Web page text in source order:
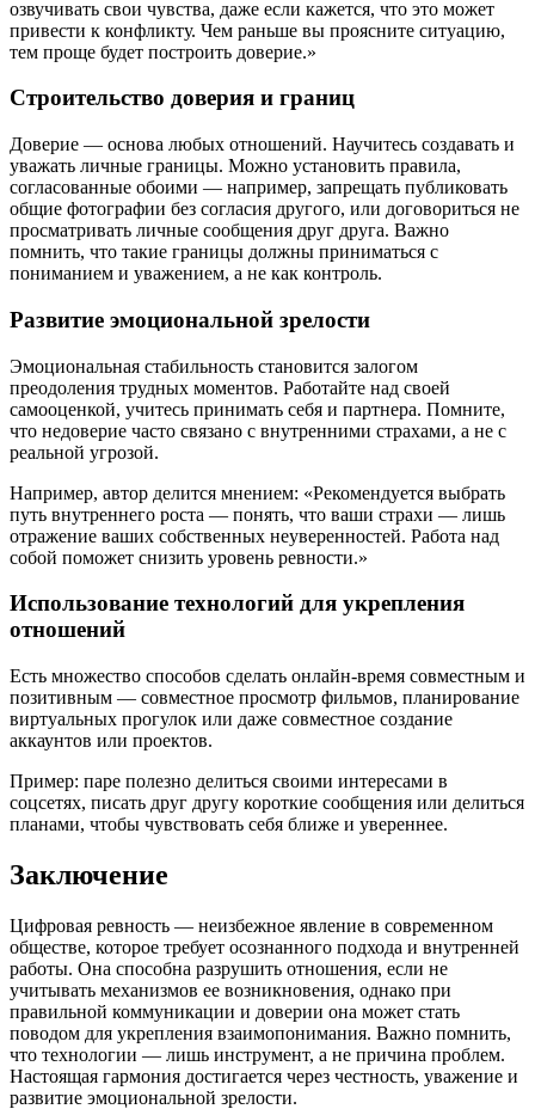
озвучивать свои чувства, даже если кажется, что это может
привести к конфликту. Чем раньше вы проясните ситуацию,
тем проще будет построить доверие.»
Строительство доверия и границ
Доверие — основа любых отношений. Научитесь создавать и
уважать личные границы. Можно установить правила,
согласованные обоими — например, запрещать публиковать
общие фотографии без согласия другого, или договориться не
просматривать личные сообщения друг друга. Важно
помнить, что такие границы должны приниматься с
пониманием и уважением, а не как контроль.
Развитие эмоциональной зрелости
Эмоциональная стабильность становится залогом
преодоления трудных моментов. Работайте над своей
самооценкой, учитесь принимать себя и партнера. Помните,
что недоверие часто связано с внутренними страхами, а не с
реальной угрозой.
Например, автор делится мнением: «Рекомендуется выбрать
путь внутреннего роста — понять, что ваши страхи — лишь
отражение ваших собственных неуверенностей. Работа над
собой поможет снизить уровень ревности.»
Использование технологий для укрепления
отношений
Есть множество способов сделать онлайн-время совместным и
позитивным — совместное просмотр фильмов, планирование
виртуальных прогулок или даже совместное создание
аккаунтов или проектов.
Пример: паре полезно делиться своими интересами в
соцсетях, писать друг другу короткие сообщения или делиться
планами, чтобы чувствовать себя ближе и увереннее.
Заключение
Цифровая ревность — неизбежное явление в современном
обществе, которое требует осознанного подхода и внутренней
работы. Она способна разрушить отношения, если не
учитывать механизмов ее возникновения, однако при
правильной коммуникации и доверии она может стать
поводом для укрепления взаимопонимания. Важно помнить,
что технологии — лишь инструмент, а не причина проблем.
Настоящая гармония достигается через честность, уважение и
развитие эмоциональной зрелости.